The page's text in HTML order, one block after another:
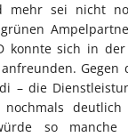
mehr sei nicht
konnte sich in
Gegen
– die
nochmals
so manche